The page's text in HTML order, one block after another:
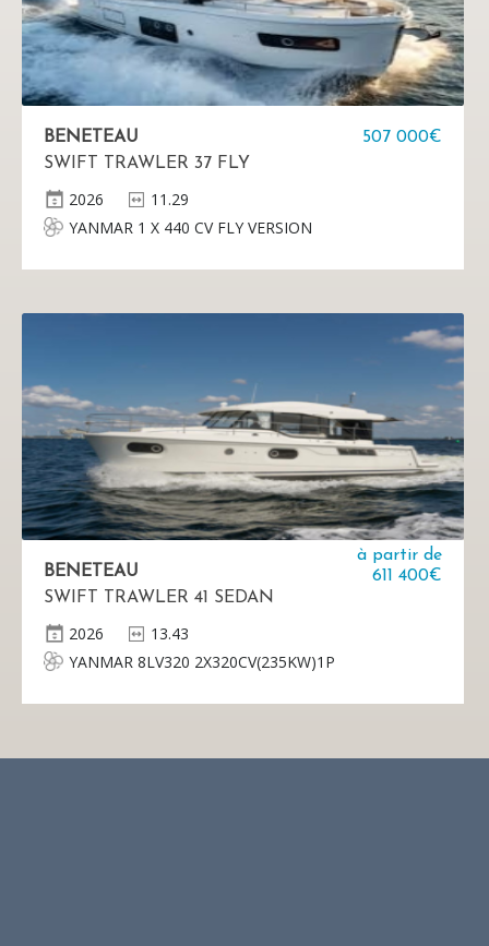
BENETEAU
SWIFT TRAWLER 37 FLY
507 000€
2026
11.29
YANMAR 1 X 440 CV FLY VERSION
BENETEAU
SWIFT TRAWLER 41 SEDAN
à partir de
611 400€
2026
13.43
YANMAR 8LV320 2X320CV(235KW)1P